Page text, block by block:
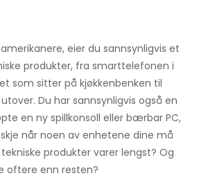
eier du sannsynligvis et
produkter, fra smarttelefonen i
som sitter på kjøkkenbenken til
Du har sannsynligvis også en
en ny spillkonsoll eller bærbar PC,
når noen av enhetene dine må
produkter varer lengst? Og
oftere enn resten?